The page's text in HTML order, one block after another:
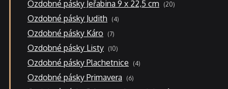
Ozdobné pásky Jeřabina 9 x 22,5 cm 20
produktů
Ozdobné pásky Judith 44
produkty
Ozdobné pásky Káro 77
produktů
Ozdobné pásky Listy 1010
produktů
Ozdobné pásky Plachetnice 44
produkty
Ozdobné pásky Primavera 66
produktů